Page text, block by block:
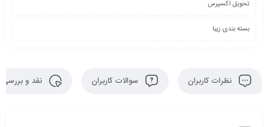
تحویل اکسپرس
بسته بندی زیبا
نظرات کاربران سوالات کاربران نقد و بررسی